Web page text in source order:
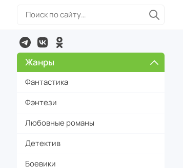
Жанры
Фантастика
Фэнтези
Любовные романы
Детектив
Боевики